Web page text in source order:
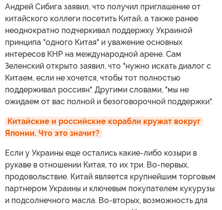
Андрей Сибига заявил, что получил приглашение от
китайского коллеги посетить Китай, а также ранее
неоднократно подчеркивал поддержку Украиной
принципа "одного Китая" и уважение основных
интересов КНР на международной арене. Сам
Зеленский открыто заявил, что "нужно искать диалог с
Китаем, если не хочется, чтобы тот полностью
поддерживал россиян". Другими словами, "мы не
ожидаем от вас полной и безоговорочной поддержки".
Китайские и российские корабли кружат вокруг
Японии. Что это значит?
Если у Украины еще остались какие-либо козыри в
рукаве в отношении Китая, то их три. Во-первых,
продовольствие. Китай является крупнейшим торговым
партнером Украины и ключевым покупателем кукурузы
и подсолнечного масла. Во-вторых, возможность для